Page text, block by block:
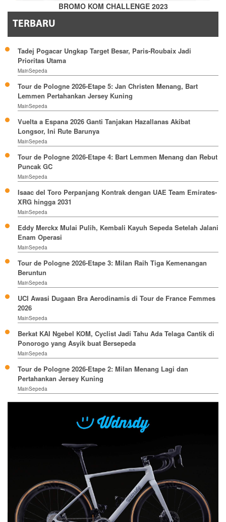
BROMO KOM CHALLENGE 2023
TERBARU
Tadej Pogacar Ungkap Target Besar, Paris-Roubaix Jadi
Prioritas Utama
MainSepeda
Tour de Pologne 2026-Etape 5: Jan Christen Menang, Bart
Lemmen Pertahankan Jersey Kuning
MainSepeda
Vuelta a Espana 2026 Ganti Tanjakan Hazallanas Akibat
Longsor, Ini Rute Barunya
MainSepeda
Tour de Pologne 2026-Etape 4: Bart Lemmen Menang dan Rebut
Puncak GC
MainSepeda
Isaac del Toro Perpanjang Kontrak dengan UAE Team Emirates-
XRG hingga 2031
MainSepeda
Eddy Merckx Mulai Pulih, Kembali Kayuh Sepeda Setelah Jalani
Enam Operasi
MainSepeda
Tour de Pologne 2026-Etape 3: Milan Raih Tiga Kemenangan
Beruntun
MainSepeda
UCI Awasi Dugaan Bra Aerodinamis di Tour de France Femmes
2026
MainSepeda
Berkat KAI Ngebel KOM, Cyclist Jadi Tahu Ada Telaga Cantik di
Ponorogo yang Asyik buat Bersepeda
MainSepeda
Tour de Pologne 2026-Etape 2: Milan Menang Lagi dan
Pertahankan Jersey Kuning
MainSepeda